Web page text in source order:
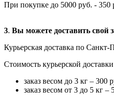
При покупке до 5000 руб. - 350
3. Вы можете доставить свой
Курьерская доставка по
Стоимость курьерской
заказ весом до 3 кг – 300
заказ весом от 3 до 5 кг –